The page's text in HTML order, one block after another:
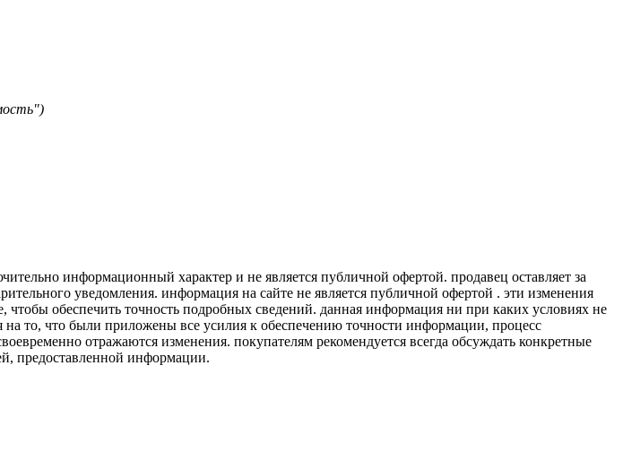
информационный характер и не является публичной офертой. продавец оставляет за
уведомления. информация на сайте не является публичной офертой . эти изменения
обеспечить точность подробных сведений. данная информация ни при каких условиях не
то, что были приложены все усилия к обеспечению точности информации, процесс
отражаются изменения. покупателям рекомендуется всегда обсуждать конкретные
предоставленной информации.